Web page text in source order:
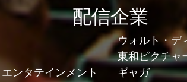
配信企業
ウォルト・デ
東和ピクチャ
ンタテインメント
ギャガ